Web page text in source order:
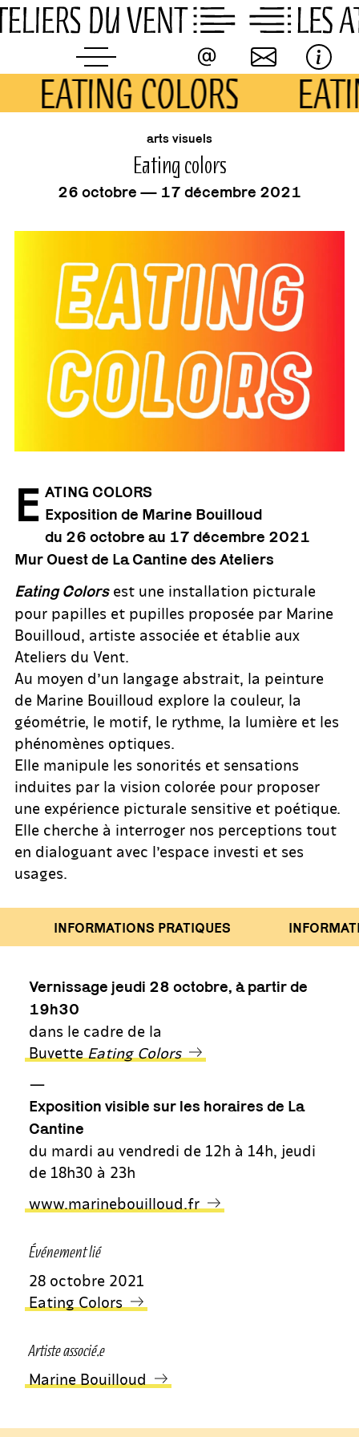
Skip
to
EATING COLORS
arts visuels
Eating colors
26 octobre — 17 décembre 2021
E ATING COLORS
Exposition de Marine Bouilloud
du 26 octobre au 17 décembre 2021
Mur Ouest de La Cantine des Ateliers
Eating Colorsest une installation picturale
pour papilles et pupilles proposée par Marine
Bouilloud, artiste associée et établie aux
Ateliers du Vent.
Au moyen d’un langage abstrait, la peinture
de Marine Bouilloud explore la couleur, la
géométrie, le motif, le rythme, la lumière et les
phénomènes optiques.
Elle manipule les sonorités et sensations
induites par la vision colorée pour proposer
une expérience picturale sensitive et poétique.
Elle cherche à interroger nos perceptions tout
en dialoguant avec l’espace investi et ses
usages.
INFORMATIONS PRATIQUES
Vernissage jeudi 28 octobre, à partir de
19h30
dans le cadre de la
Buvette Eating Colors
—
Exposition visible sur les horaires de La
Cantine
du mardi au vendredi de 12h à 14h, jeudi
de 18h30 à 23h
www.marinebouilloud.fr
Événement lié
28 octobre 2021
Eating Colors
Artiste associé.e
Marine Bouilloud